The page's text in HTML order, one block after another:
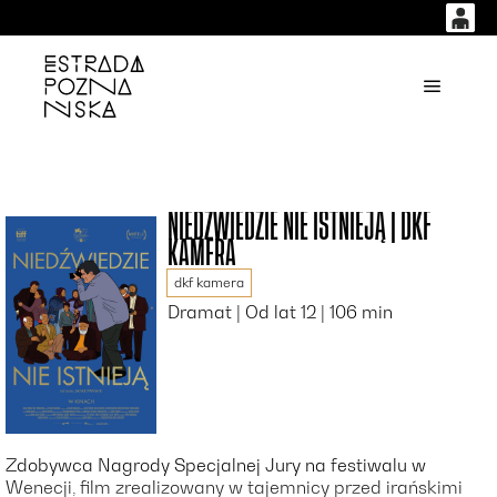
0,00
NIEDŹWIEDZIE NIE ISTNIEJĄ | DKF
KAMERA
dkf kamera
Dramat | Od lat 12 | 106 min
Zdobywca Nagrody Specjalnej Jury na festiwalu w
Wenecji, film zrealizowany w tajemnicy przed irańskimi